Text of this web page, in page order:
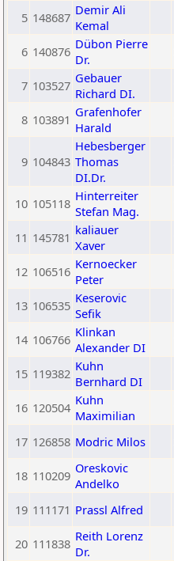
5 148687 Demir Ali
Kemal
6 140876 Dübon Pierre
Dr.
7 103527 Gebauer
Richard DI.
8 103891 Grafenhofer
Harald
9 104843
Hebesberger
Thomas
DI.Dr.
10 105118 Hinterreiter
Stefan Mag.
11 145781 kaliauer
Xaver
12 106516 Kernoecker
Peter
13 106535 Keserovic
Sefik
14 106766 Klinkan
Alexander DI
15 119382 Kuhn
Bernhard DI
16 120504 Kuhn
Maximilian
17 126858 Modric Milos
18 110209 Oreskovic
Andelko
19 111171 Prassl Alfred
20 111838 Reith Lorenz
Dr.